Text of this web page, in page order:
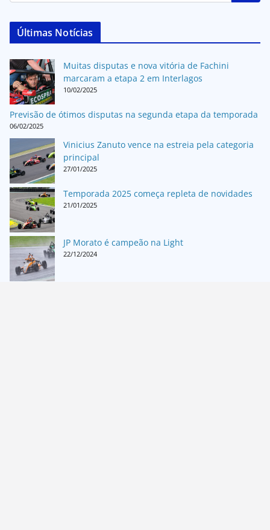
Últimas Notícias
Muitas disputas e nova vitória de Fachini
marcaram a etapa 2 em Interlagos
10/02/2025
Previsão de ótimos disputas na segunda etapa da temporada
06/02/2025
Vinicius Zanuto vence na estreia pela categoria
principal
27/01/2025
Temporada 2025 começa repleta de novidades
21/01/2025
JP Morato é campeão na Light
22/12/2024